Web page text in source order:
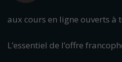
aux cours en ligne ouverts à
L’essentiel de l’offre